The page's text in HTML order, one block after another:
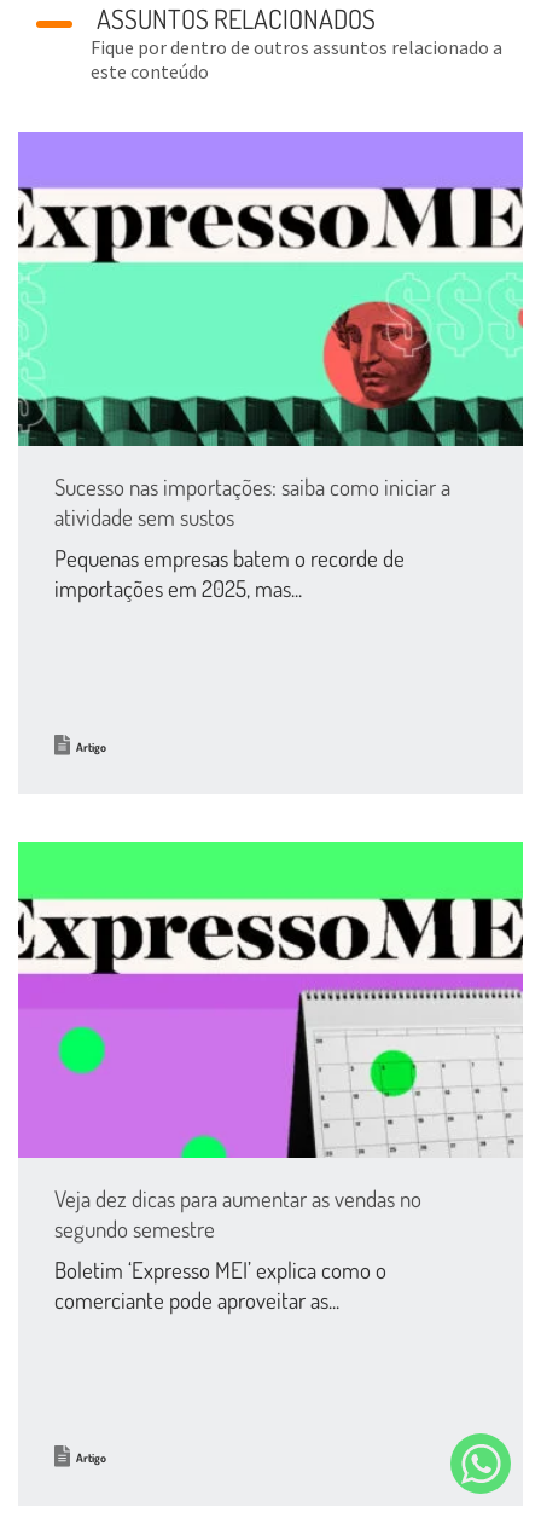
ASSUNTOS RELACIONADOS
Fique por dentro de outros assuntos relacionado a
este conteúdo
Sucesso nas importações: saiba como iniciar a
atividade sem sustos
Pequenas empresas batem o recorde de
importações em 2025, mas...
Artigo
Veja dez dicas para aumentar as vendas no
segundo semestre
Boletim ‘Expresso MEI’ explica como o
comerciante pode aproveitar as...
Artigo